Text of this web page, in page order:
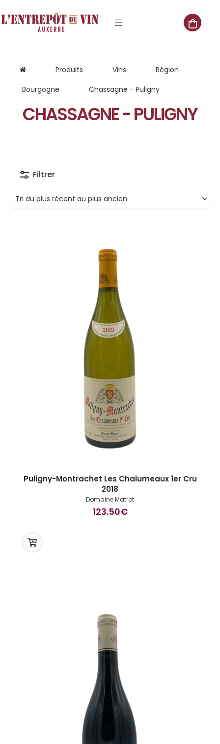
Produits Vins
Région
Bourgogne
Chassagne - Puligny
CHASSAGNE - PULIGNY
Filtrer
Tri du plus récent au plus ancien
Puligny-Montrachet Les Chalumeaux 1er Cru
2018
Domaine Matrot
123.50€